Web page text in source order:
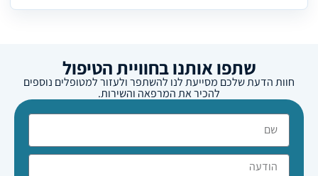
שתפו אותנו בחוויית הטיפול
חוות הדעת שלכם מסייעת לנו להשתפר ולעזור למטופלים נוספים
להכיר את המרפאה והשירות.